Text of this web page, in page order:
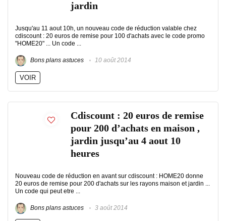
jardin
Jusqu'au 11 aout 10h, un nouveau code de réduction valable chez
cdiscount : 20 euros de remise pour 100 d'achats avec le code promo
"HOME20" ... Un code ...
Bons plans astuces 10 août 2014
VOIR
Cdiscount : 20 euros de remise
pour 200 d’achats en maison ,
jardin jusqu’au 4 aout 10
heures
Nouveau code de réduction en avant sur cdiscount : HOME20 donne
20 euros de remise pour 200 d'achats sur les rayons maison et jardin ...
Un code qui peut etre ...
Bons plans astuces 3 août 2014